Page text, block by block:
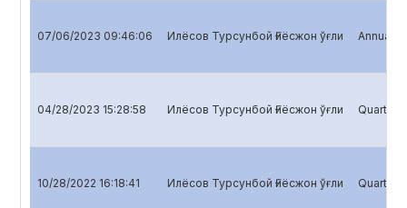
07/06/2023 09:46:06 Илёсов Турсунбой Ғиёсжон ўғли Annual
04/28/2023 15:28:58 Илёсов Турсунбой Ғиёсжон ўғли
10/28/2022 16:18:41 Илёсов Турсунбой Ғиёсжон ўғли